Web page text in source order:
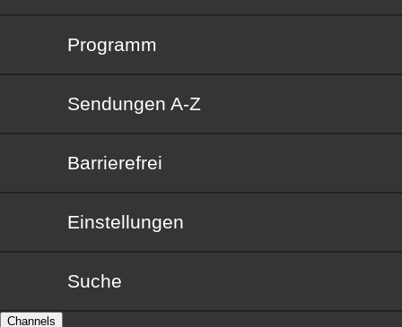
Programm
Sendungen von A bis Z
Sendungen A-Z
Barrierefrei
Barrierefrei
Einstellungen
Suche
Channels